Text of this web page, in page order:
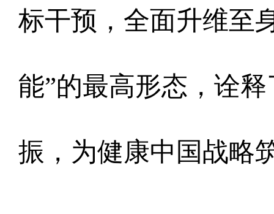
标干预，全面升维至
能”的最高形态，诠
振，为健康中国战略